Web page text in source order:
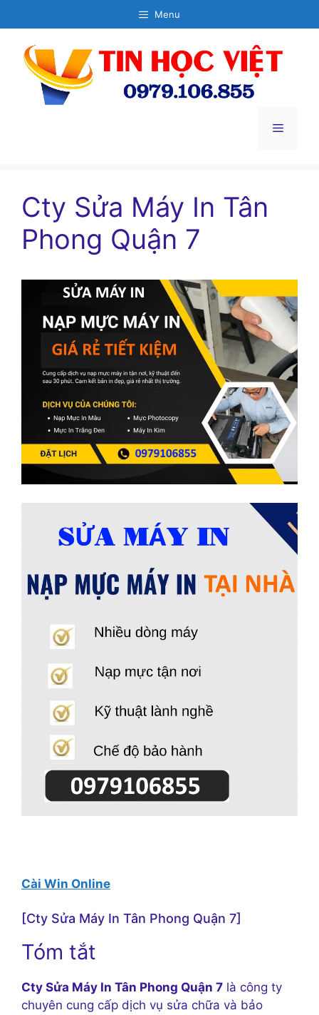
đến
dung
Menu
Menu
Cty Sửa Máy In Tân
Phong Quận 7
Cài Win Online
[Cty Sửa Máy In Tân Phong Quận 7]
Tóm tắt
Cty Sửa Máy In Tân Phong Quận 7 là công ty
chuyên cung cấp dịch vụ sửa chữa và bảo